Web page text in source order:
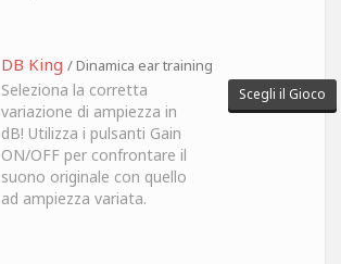
DB King / Dinamica ear training
Seleziona la corretta
variazione di ampiezza in
dB! Utilizza i pulsanti Gain
ON/OFF per confrontare il
suono originale con quello
ad ampiezza variata.
Scegli il Gioco